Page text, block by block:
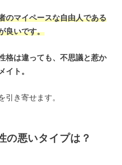
のマイペースな自由人である
良いです。
格は違っても、不思議と惹か
イト。
引き寄せます。
の悪いタイプは？